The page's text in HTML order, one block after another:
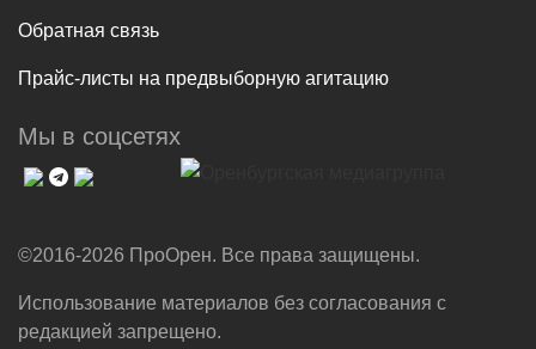
Обратная связь
Прайс-листы на предвыборную агитацию
Мы в соцсетях
©2016-2026 ПроОрен. Все права защищены.
Использование материалов без согласования с
редакцией запрещено.